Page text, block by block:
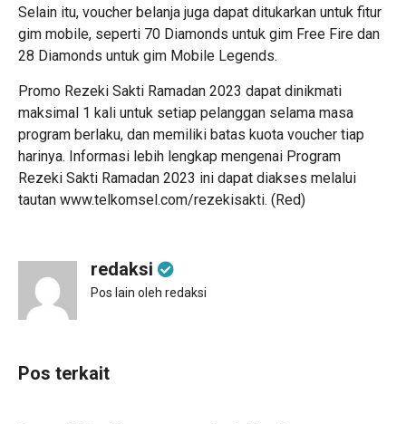
Selain itu, voucher belanja juga dapat ditukarkan untuk fitur
gim mobile, seperti 70 Diamonds untuk gim Free Fire dan
28 Diamonds untuk gim Mobile Legends.
Promo Rezeki Sakti Ramadan 2023 dapat dinikmati
maksimal 1 kali untuk setiap pelanggan selama masa
program berlaku, dan memiliki batas kuota voucher tiap
harinya. Informasi lebih lengkap mengenai Program
Rezeki Sakti Ramadan 2023 ini dapat diakses melalui
tautan www.telkomsel.com/rezekisakti. (Red)
redaksi
Pos lain oleh redaksi
Pos terkait